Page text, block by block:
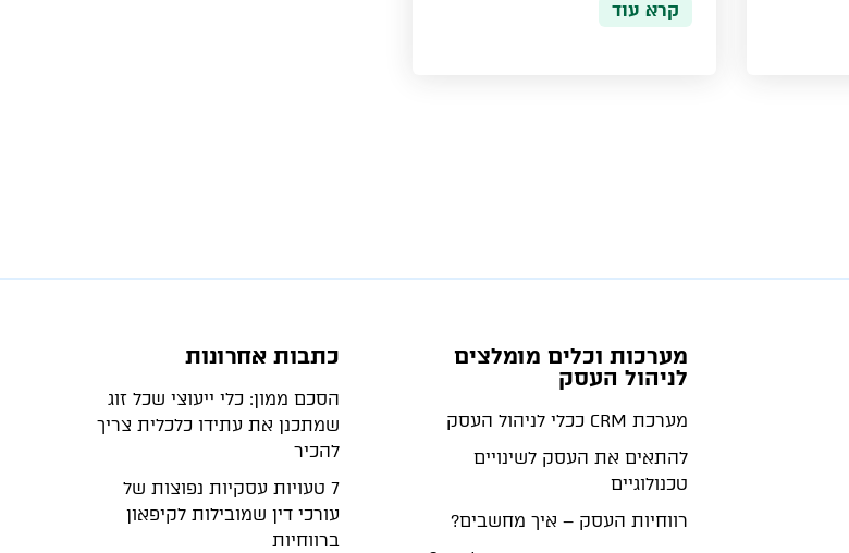
קרא עוד
מערכות וכלים מומלצים
לניהול העסק
מערכת CRM ככלי לניהול העסק
להתאים את העסק לשינויים
טכנולוגיים
רווחיות העסק – איך מחשבים?
כתבות אחרונות
הסכם ממון: כלי ייעוצי שכל זוג
שמתכנן את עתידו כלכלית צריך
להכיר
7 טעויות עסקיות נפוצות של
עורכי דין שמובילות לקיפאון
ברווחיות